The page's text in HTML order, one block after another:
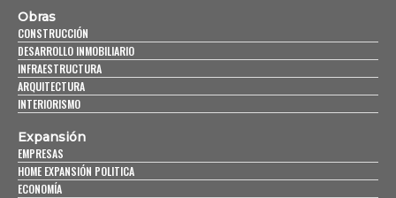
Obras
CONSTRUCCIÓN
DESARROLLO INMOBILIARIO
INFRAESTRUCTURA
ARQUITECTURA
INTERIORISMO
Expansión
EMPRESAS
HOME EXPANSIÓN POLITICA
ECONOMÍA